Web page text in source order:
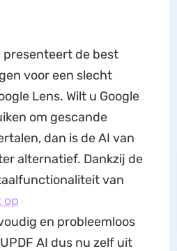
presenteert de best
voor een slecht
Lens. Wilt u Google
om gescande
dan is de AI van
alternatief. Dankzij de
van
op
en probleemloos
AI dus nu zelf uit